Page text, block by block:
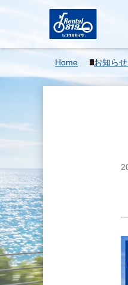
Home お知ら